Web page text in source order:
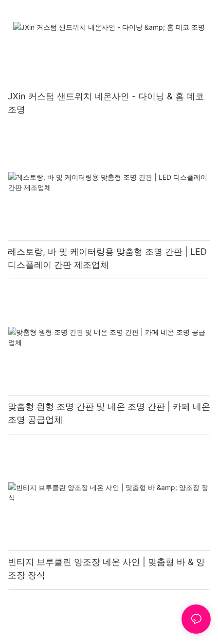
JXin 커스텀 샌드위치 네온사인 - 다이닝 & 홈 데코
조명
레스토랑, 바 및 케이터링용 맞춤형 조명 간판 | LED
디스플레이 간판 제조업체
맞춤형 원형 조명 간판 및 네온 조명 간판 | 카페 네온
조명 공급업체
빈티지 브루클린 양조장 네온 사인 | 맞춤형 바 & 양
조장 장식